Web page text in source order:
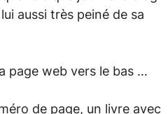
aussi très peiné de sa
page web vers le bas …
de page, un livre avec